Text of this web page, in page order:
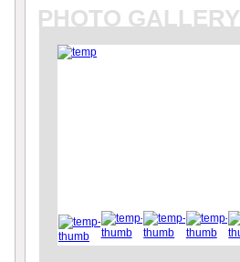
PHOTO GALLERY